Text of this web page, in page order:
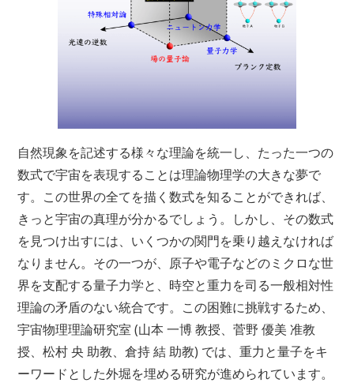
自然現象を記述する様々な理論を統一し、たった一つの
数式で宇宙を表現することは理論物理学の大きな夢で
す。この世界の全てを描く数式を知ることができれば、
きっと宇宙の真理が分かるでしょう。しかし、その数式
を見つけ出すには、いくつかの関門を乗り越えなければ
なりません。その一つが、原子や電子などのミクロな世
界を支配する量子力学と、時空と重力を司る一般相対性
理論の矛盾のない統合です。この困難に挑戦するため、
宇宙物理理論研究室 (山本 一博 教授、菅野 優美 准教
授、松村 央 助教、倉持 結 助教) では、重力と量子をキ
ーワードとした外堀を埋める研究が進められています。